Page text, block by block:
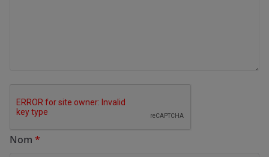
Nom *